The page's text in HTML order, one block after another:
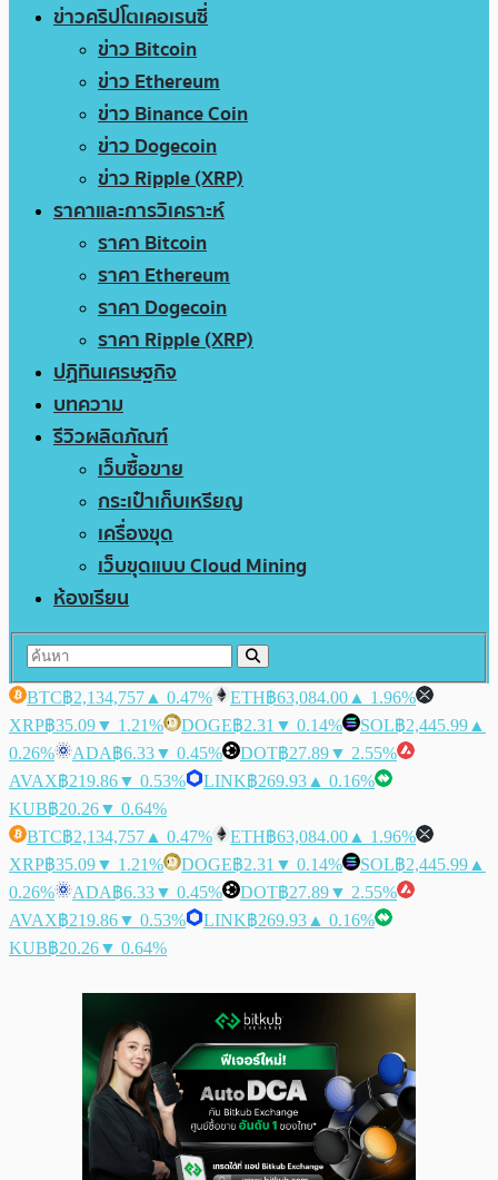
ข่าวคริปโตเคอเรนซี่
ข่าว Bitcoin
ข่าว Ethereum
ข่าว Binance Coin
ข่าว Dogecoin
ข่าว Ripple (XRP)
ราคาและการวิเคราะห์
ราคา Bitcoin
ราคา Ethereum
ราคา Dogecoin
ราคา Ripple (XRP)
ปฏิทินเศรษฐกิจ
บทความ
รีวิวผลิตภัณฑ์
เว็บซื้อขาย
กระเป๋าเก็บเหรียญ
เครื่องขุด
เว็บขุดแบบ Cloud Mining
ห้องเรียน
BTC฿2,134,757 ▲ 0.47% ETH฿63,084.00 ▲ 1.96%
XRP฿35.09▼ 1.21% DOGE฿2.31 ▼ 0.14% SOL฿2,445.99 ▲
0.26%
ADA฿6.33▼ 0.45% DOT฿27.89▼ 2.55%
AVAX฿219.86▼ 0.53% LINK฿269.93 ▲ 0.16%
KUB฿20.26▼ 0.64%
BTC฿2,134,757 ▲ 0.47% ETH฿63,084.00 ▲ 1.96%
XRP฿35.09▼ 1.21% DOGE฿2.31 ▼ 0.14% SOL฿2,445.99 ▲
0.26%
ADA฿6.33▼ 0.45% DOT฿27.89▼ 2.55%
AVAX฿219.86▼ 0.53% LINK฿269.93 ▲ 0.16%
KUB฿20.26▼ 0.64%